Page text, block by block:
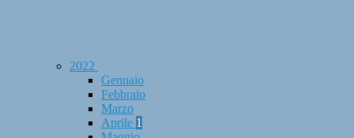
2022
Gennaio
Febbraio
Marzo
Aprile 1